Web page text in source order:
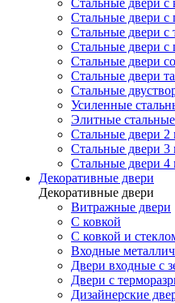
Стальные двери с
Стальные двери
Стальные двери с
Стальные двери с
Стальные двери
Стальные двери
Стальные
Усиленные
Элитные
Стальные двери 2
Стальные двери 3
Стальные двери 4
Декоративные двери
Декоративные двери
Витражные двери
С ковкой
С ковкой и
Входные
Двери входные с
Двери с
Дизайнерские